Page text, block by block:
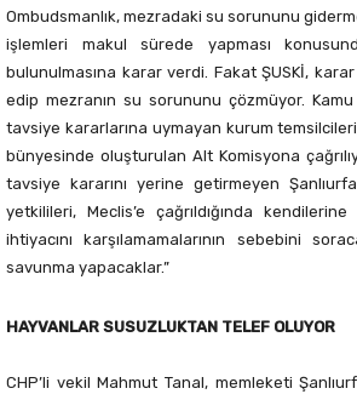
Ombudsmanlık, mezradaki su sorununu
işlemleri makul sürede yapması
bulunulmasına karar verdi. Fakat ŞUSKİ,
edip mezranın su sorununu çözmüyor. Kamu
tavsiye kararlarına uymayan kurum
bünyesinde oluşturulan Alt Komisyona
tavsiye kararını yerine getirmeyen
yetkilileri, Meclis’e çağrıldığında
ihtiyacını karşılamamalarının sebebini
savunma yapacaklar.”
HAYVANLAR SUSUZLUKTAN TELEF OLUYOR
CHP’li vekil Mahmut Tanal, memleketi